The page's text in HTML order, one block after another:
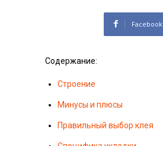
Facebook
Содержание:
Строение
Минусы и плюсы
Правильный выбор клея